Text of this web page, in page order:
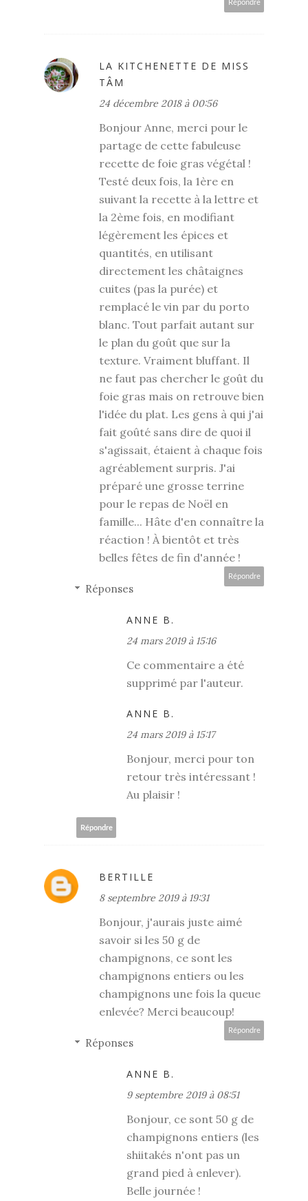
Répondre
LA KITCHENETTE DE MISS
TÂM
24 décembre 2018 à 00:56
Bonjour Anne, merci pour le
partage de cette fabuleuse
recette de foie gras végétal !
Testé deux fois, la 1ère en
suivant la recette à la lettre et
la 2ème fois, en modifiant
légèrement les épices et
quantités, en utilisant
directement les châtaignes
cuites (pas la purée) et
remplacé le vin par du porto
blanc. Tout parfait autant sur
le plan du goût que sur la
texture. Vraiment bluffant. Il
ne faut pas chercher le goût du
foie gras mais on retrouve bien
l'idée du plat. Les gens à qui j'ai
fait goûté sans dire de quoi il
s'agissait, étaient à chaque fois
agréablement surpris. J'ai
préparé une grosse terrine
pour le repas de Noël en
famille... Hâte d'en connaître la
réaction ! À bientôt et très
belles fêtes de fin d'année !
Répondre
Réponses
ANNE B.
24 mars 2019 à 15:16
Ce commentaire a été
supprimé par l'auteur.
ANNE B.
24 mars 2019 à 15:17
Bonjour, merci pour ton
retour très intéressant !
Au plaisir !
Répondre
BERTILLE
8 septembre 2019 à 19:31
Bonjour, j'aurais juste aimé
savoir si les 50 g de
champignons, ce sont les
champignons entiers ou les
champignons une fois la queue
enlevée? Merci beaucoup!
Répondre
Réponses
ANNE B.
9 septembre 2019 à 08:51
Bonjour, ce sont 50 g de
champignons entiers (les
shiitakés n'ont pas un
grand pied à enlever).
Belle journée !